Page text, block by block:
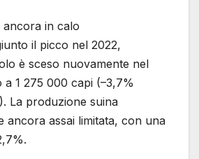
ancora in calo
il picco nel 2022,
è sceso nuovamente nel
1 275 000 capi (–3,7%
La produzione suina
ancora assai limitata, con una